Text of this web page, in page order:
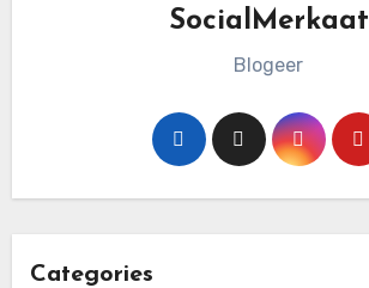
SocialMerkaat
Blogeer
Categories